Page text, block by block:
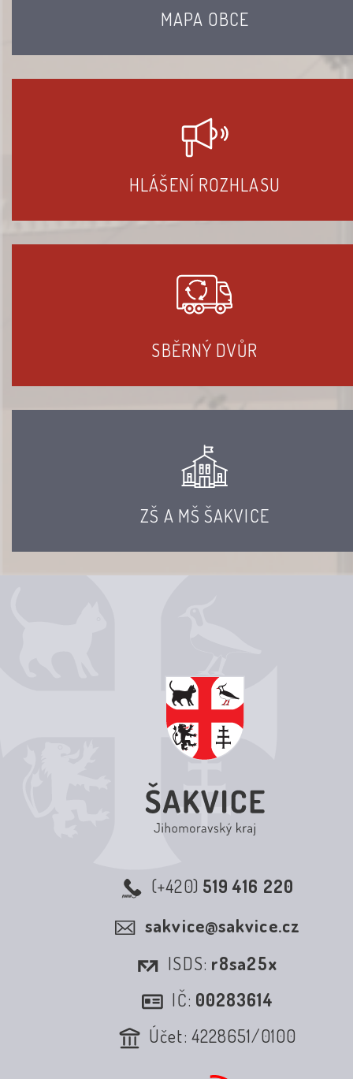
MAPA OBCE
HLÁŠENÍ ROZHLASU
SBĚRNÝ DVŮR
ZŠ A MŠ ŠAKVICE
(+420) 519 416 220
sakvice@sakvice.cz
ISDS: r8sa25x
IČ: 00283614
Účet: 4228651/0100